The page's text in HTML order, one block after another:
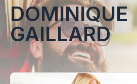
DOMINIQUE
GAILLARD